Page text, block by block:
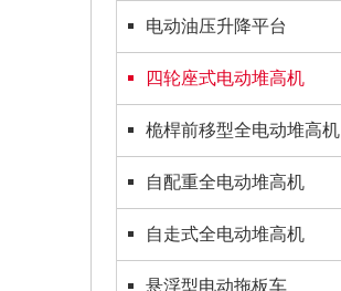
电动油压升降平台
四轮座式电动堆高机
桅桿前移型全电动堆高机
自配重全电动堆高机
自走式全电动堆高机
悬浮型电动拖板车